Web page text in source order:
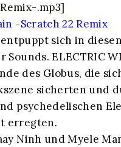
.mp3]
-Scratch 22 Remix
sich in
ELECTRIC
des Globus, die
sicherten und
psychedelischen
erregten.
Ninh und Myele